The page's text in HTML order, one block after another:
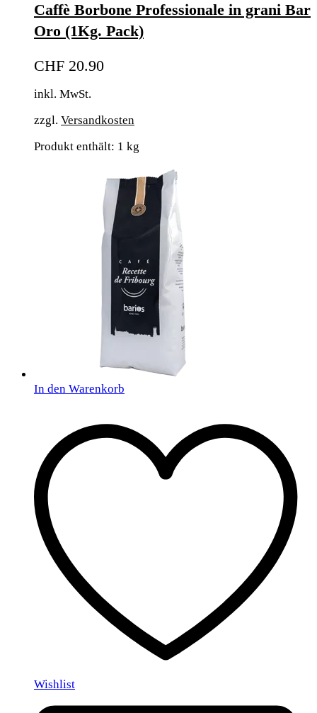
Caffè Borbone Professionale in grani Bar
Oro (1Kg. Pack)
CHF 20.90
inkl. MwSt.
zzgl. Versandkosten
Produkt enthält: 1 kg
In den Warenkorb
Wishlist